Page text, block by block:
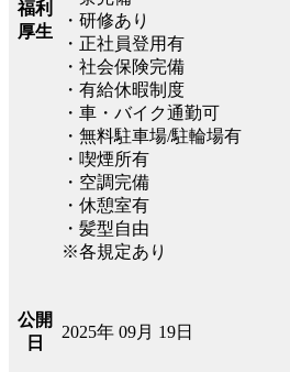
福利
厚生
・研修あり
・正社員登用有
・社会保険完備
・有給休暇制度
・車・バイク通勤可
・無料駐車場/駐輪場有
・喫煙所有
・空調完備
・休憩室有
・髪型自由
※各規定あり
公開
日
2025年 09月 19日